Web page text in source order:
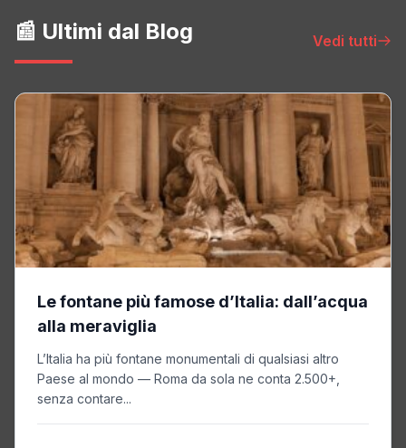
📰 Ultimi dal Blog Vedi tutti
Le fontane più famose d’Italia: dall’acqua
alla meraviglia
L’Italia ha più fontane monumentali di qualsiasi altro
Paese al mondo — Roma da sola ne conta 2.500+,
senza contare...